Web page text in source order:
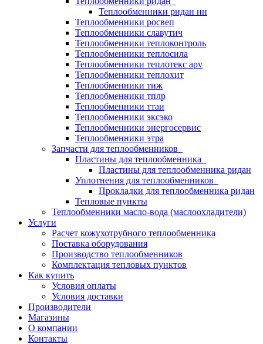
Теплообменники ридан нн
Теплообменники росвеп
Теплообменники славутич
Теплообменники теплоконтроль
Теплообменники теплосила
Теплообменники теплотекс apv
Теплообменники теплохит
Теплообменники тиж
Теплообменники тплр
Теплообменники ттаи
Теплообменники эксэко
Теплообменники энергосервис
Теплообменники этра
Запчасти для теплообменников
Пластины для теплообменника
Пластины для теплообменника ридан
Уплотнения для теплообменников
Прокладки для теплообменника ридан
Тепловые пункты
Теплообменники масло-вода (маслоохладители)
Услуги
Расчет кожухотрубного теплообменника
Поставка оборудования
Производство теплообменников
Комплектация тепловых пунктов
Как купить
Условия оплаты
Условия доставки
Производители
Магазины
О компании
Контакты